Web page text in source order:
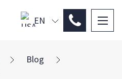
EN
ES
Blog